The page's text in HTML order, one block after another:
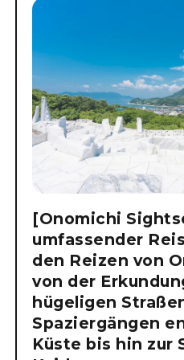
[Onomichi
umfassender
den Reizen von
von der
hügeligen
Spaziergängen
Küste bis hin zur